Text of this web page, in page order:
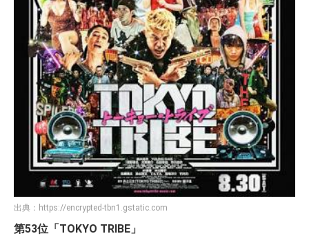
出典： https://encrypted-tbn1.gstatic.com
第53位「TOKYO TRIBE」